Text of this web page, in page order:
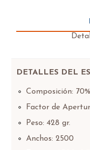
DETALLES DEL
Composición:
Factor de
Peso: 428 gr.
Anchos: 2500